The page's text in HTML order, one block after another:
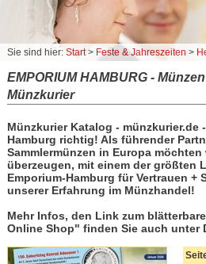
Sie sind hier: Start> Feste & Jahreszeiten >
EMPORIUM HAMBURG -
Münzkurier
Münzkurier Katalog - münzkurier.de
Hamburg richtig! Als führender
Sammlermünzen in Europa
überzeugen, mit einem der größten
Emporium-Hamburg für Vertrauen
unserer Erfahrung im Münzhandel!
Mehr Infos, den Link zum
Online Shop" finden Sie auch unter